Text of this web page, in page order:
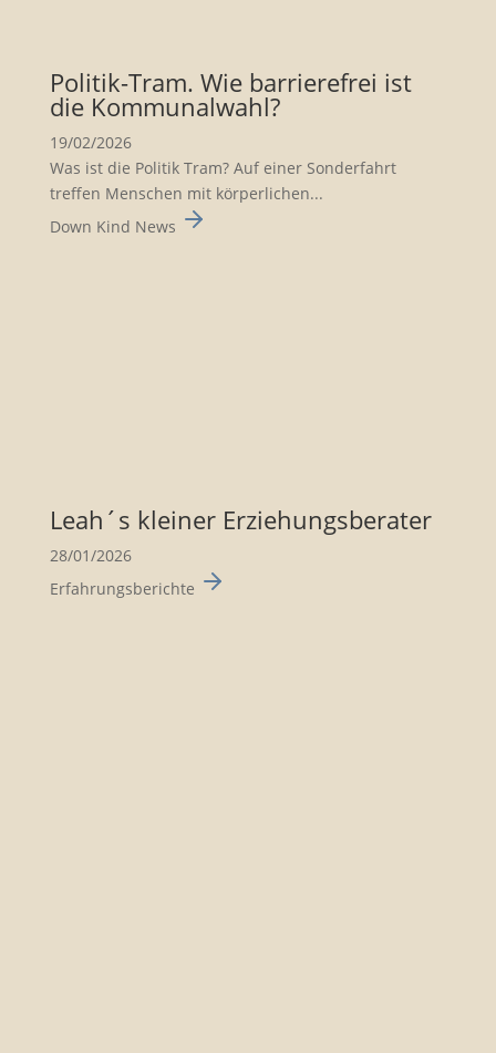
Politik-Tram. Wie barrie­re­frei ist
die Kommu­nal­wahl?
19/02/2026
Was ist die Politik Tram? Auf einer Sonderfahrt
treffen Menschen mit körperlichen...
Down Kind News
Leah´s kleiner Erzie­hungs­be­rater
28/01/2026
Erfahrungsberichte